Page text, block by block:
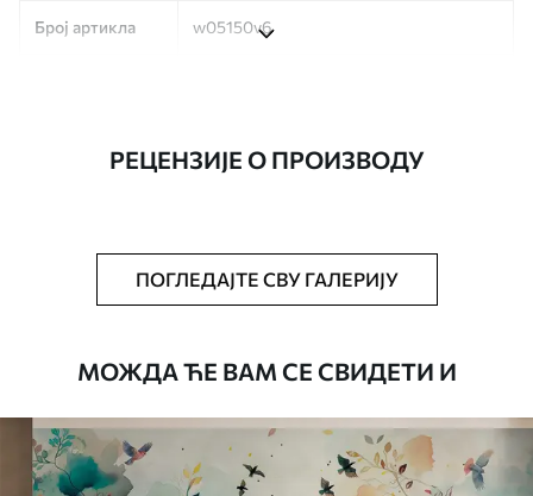
Број артикла w05150v6
Тапета се може нежно очистити меким
сунђером. Позадине са завршном
водом.
Доступни материјали
РЕЦЕНЗИЈЕ О ПРОИЗВОДУ
ПОГЛЕДАЈТЕ СВУ ГАЛЕРИЈУ
МОЖДА ЋЕ ВАМ СЕ СВИДЕТИ И